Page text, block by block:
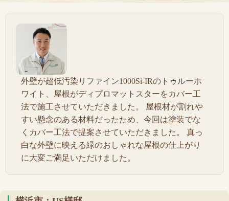
外壁が超低汚染リファイン1000Si-IRのトゥルーホ
ワイト、屋根がディプロマットスターをカバー工
法で施工させていただきました。 屋根材が割れや
すい懸念のある材料だったため、今回は塗装でな
くカバー工法で提案させていただきました。 真っ
白な外壁に映える緑のおしゃれな屋根の仕上がり
に大変ご満足いただけました。